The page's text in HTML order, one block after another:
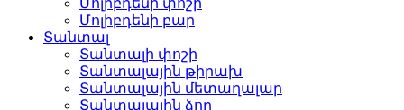
Մոլիբդենի բար
Տանտալ
Տանտալի փոշի
Տանտալային թիրախ
Տանտալային մետաղալար
Տանտալային ձող